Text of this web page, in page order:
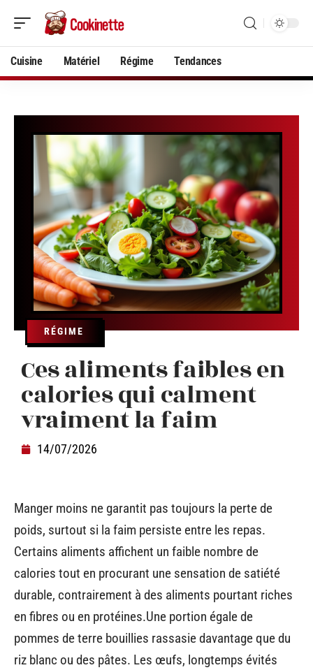
Cuisine Matériel Régime Tendances
RÉGIME
Ces aliments faibles en
calories qui calment
vraiment la faim
14/07/2026
Manger moins ne garantit pas toujours la perte de
poids, surtout si la faim persiste entre les repas.
Certains aliments affichent un faible nombre de
calories tout en procurant une sensation de satiété
durable, contrairement à des aliments pourtant riches
en fibres ou en protéines.Une portion égale de
pommes de terre bouillies rassasie davantage que du
riz blanc ou des pâtes. Les œufs, longtemps évités